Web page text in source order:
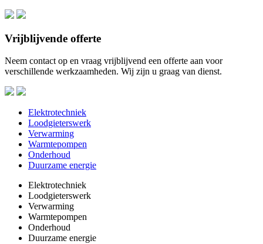
Vrijblijvende offerte
Neem contact op en vraag vrijblijvend een offerte aan voor
verschillende werkzaamheden. Wij zijn u graag van dienst.
Elektrotechniek
Loodgieterswerk
Verwarming
Warmtepompen
Onderhoud
Duurzame energie
Elektrotechniek
Loodgieterswerk
Verwarming
Warmtepompen
Onderhoud
Duurzame energie